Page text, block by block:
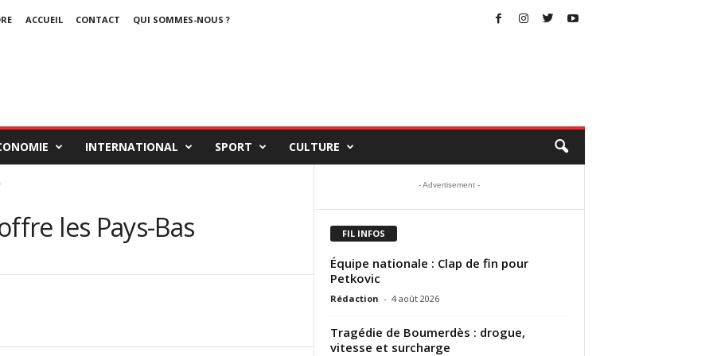
ACCUEIL CONTACT
QUI SOMMES-NOUS ?
INTERNATIONAL SPORT CULTURE
les Pays-Bas
- Advertisement -
FIL INFOS
Équipe nationale : Clap de fin pour
Petkovic
Rédaction - 4 août 2026
Tragédie de Boumerdès : drogue,
vitesse et surcharge